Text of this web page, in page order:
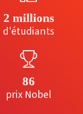
2 millions
d'étudiants
86
prix Nobel